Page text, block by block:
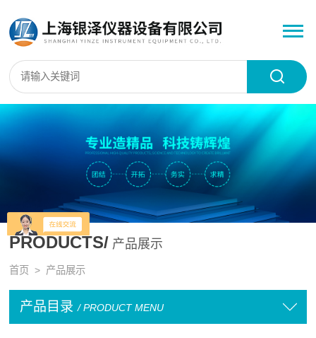
PRODUCTS/ 产品展示
首页 > 产品展示
产品目录 / PRODUCT MENU